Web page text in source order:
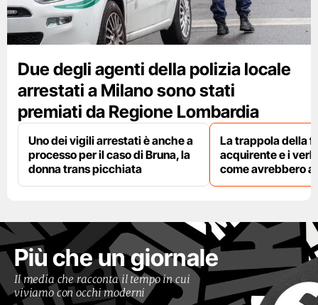
Due degli agenti della polizia locale
arrestati a Milano sono stati
premiati da Regione Lombardia
Uno dei vigili arrestati è anche a
processo per il caso di Bruna, la
donna trans picchiata
La trappola della
acquirente e i
come avrebbero
Più che un giornale
Il media che racconta il tempo in cui
viviamo con occhi moderni